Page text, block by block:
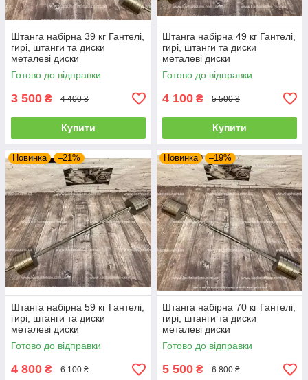
Штанга набірна 39 кг Гантелі,
гирі, штанги та диски
металеві диски
Готово до відправки
3 500 ₴ 4 400 ₴
Купити
Штанга набірна 49 кг Гантелі,
гирі, штанги та диски
металеві диски
Готово до відправки
4 100 ₴ 5 500 ₴
Купити
Новинка –21%
Штанга набірна 59 кг Гантелі,
гирі, штанги та диски
металеві диски
Готово до відправки
4 800 ₴ 6 100 ₴
Новинка –19%
Штанга набірна 70 кг Гантелі,
гирі, штанги та диски
металеві диски
Готово до відправки
5 500 ₴ 6 800 ₴